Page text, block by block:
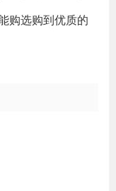
购选购到优质的